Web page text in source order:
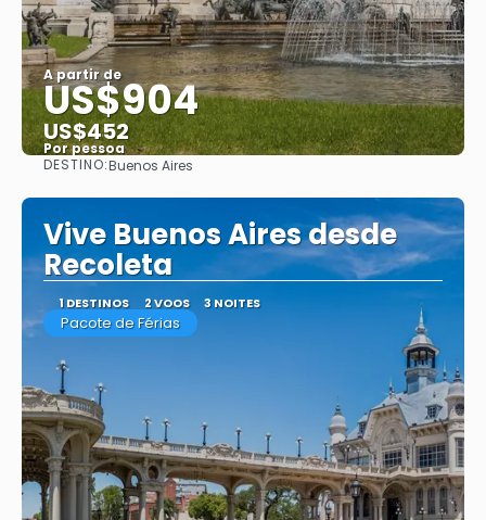
A partir de
US$904
US$452
Por pessoa
DESTINO:Buenos Aires
Vive Buenos Aires desde
Recoleta
1 DESTINOS 2 VOOS 3 NOITES
Pacote de Férias